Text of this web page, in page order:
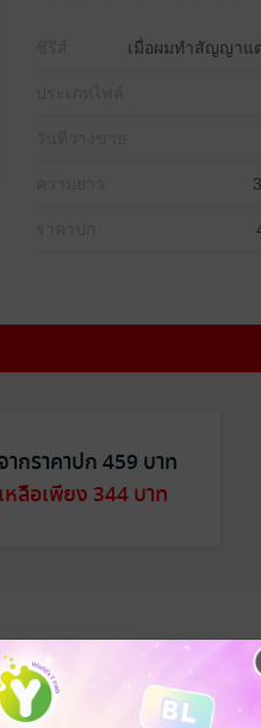
เมื่อผมทำสัญญาแ
ากราคาปก 459 บาท
เหลือเพียง 344 บาท
นะนำให้สั่งซื้อผ่านหน้าเว็บไซต์แล